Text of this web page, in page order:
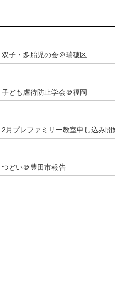
双子・多胎児の会＠瑞穂区
子ども虐待防止学会＠福岡
2月プレファミリー教室申し込み開
つどい＠豊田市報告